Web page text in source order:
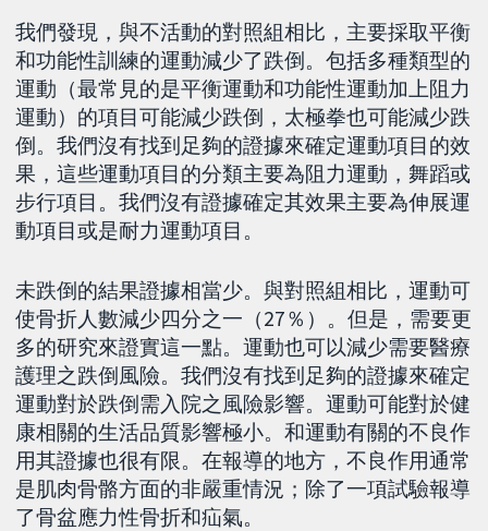
我們發現，與不活動的對照組相比，主要採取平衡
和功能性訓練的運動減少了跌倒。包括多種類型的
運動（最常見的是平衡運動和功能性運動加上阻力
運動）的項目可能減少跌倒，太極拳也可能減少跌
倒。我們沒有找到足夠的證據來確定運動項目的效
果，這些運動項目的分類主要為阻力運動，舞蹈或
步行項目。我們沒有證據確定其效果主要為伸展運
動項目或是耐力運動項目。
未跌倒的結果證據相當少。與對照組相比，運動可
使骨折人數減少四分之一（27％）。但是，需要更
多的研究來證實這一點。運動也可以減少需要醫療
護理之跌倒風險。我們沒有找到足夠的證據來確定
運動對於跌倒需入院之風險影響。運動可能對於健
康相關的生活品質影響極小。和運動有關的不良作
用其證據也很有限。在報導的地方，不良作用通常
是肌肉骨骼方面的非嚴重情況；除了一項試驗報導
了骨盆應力性骨折和疝氣。